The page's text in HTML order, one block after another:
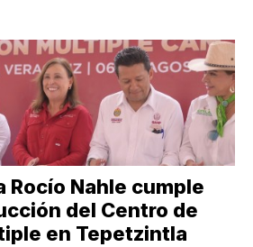
Rocío Nahle cumple
del Centro de
en Tepetzintla